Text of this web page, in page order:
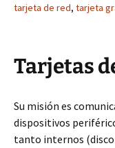
tarjeta de red, tarjeta
Tarjetas
Su misión es
dispositivos
tanto internos (disco